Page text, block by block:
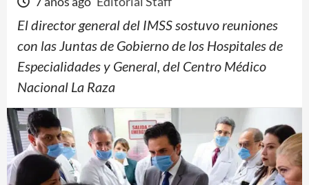
El director general del IMSS sostuvo reuniones
con las Juntas de Gobierno de los Hospitales de
Especialidades y General, del Centro Médico
Nacional La Raza